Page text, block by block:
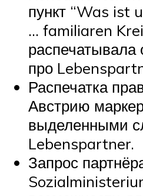
пункт “Was ist
… familiaren
распечатывала
про
Распечатка
Австрию
выделенными
Lebenspartner.
Запрос